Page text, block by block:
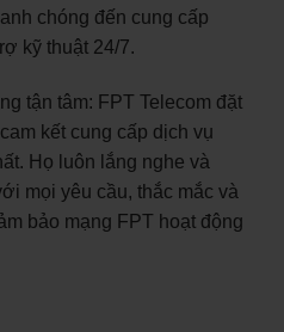
chóng đến cung cấp
kỹ thuật 24/7.
tận tâm: FPT Telecom đặt
kết cung cấp dịch vụ
Họ luôn lắng nghe và
mọi yêu cầu, thắc mắc và
bảo mạng FPT hoạt động